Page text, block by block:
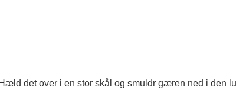
det over i en stor skål og smuldr gæren ned i den